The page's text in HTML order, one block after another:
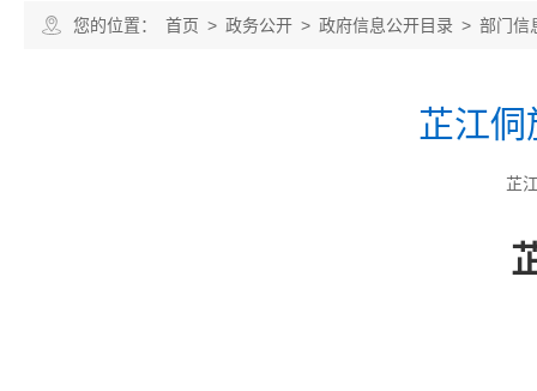
您的位置： 首页 > 政务公开 > 政府信息公开目录 > 部门信
芷江侗
芷